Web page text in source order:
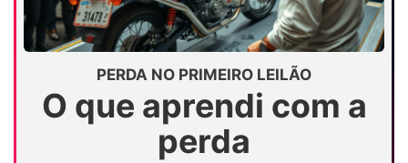
PERDA NO PRIMEIRO LEILÃO
O que aprendi com a
perda